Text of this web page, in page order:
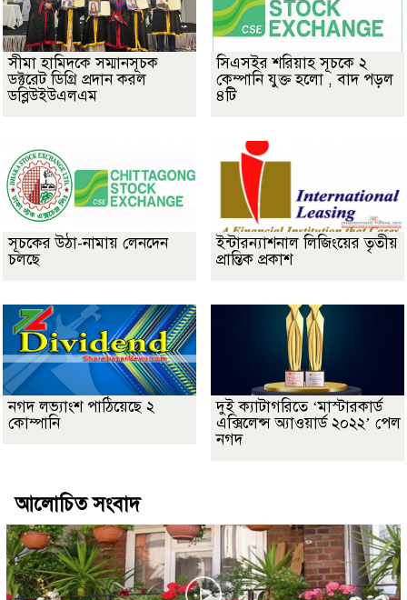
সীমা হামিদকে সম্মানসূচক
ডক্টরেট ডিগ্রি প্রদান করল
ডব্লিউইউএলএম
সিএসইর শরিয়াহ সূচকে ২
কেম্পানি যুক্ত হলো , বাদ পড়ল
৪টি
সূচকের উঠা-নামায় লেনদেন
চলছে
ইন্টারন্যাশনাল লিজিংয়ের তৃতীয়
প্রান্তিক প্রকাশ
নগদ লভ্যাংশ পাঠিয়েছে ২
কোম্পানি
দুই ক্যাটাগরিতে ‘মাস্টারকার্ড
এক্সিলেন্স অ্যাওয়ার্ড ২০২২’ পেল
নগদ
আলোচিত সংবাদ